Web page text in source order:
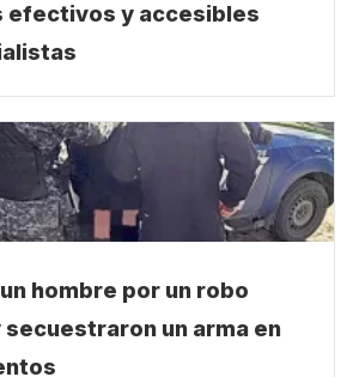
el descenso de peso,
efectivos y accesibles
hombre por un robo
un arma en